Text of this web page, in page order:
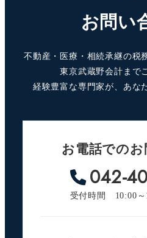
お問い
不動産・医療・相続承継の税
東京武蔵野会計まで
経験豊富な専門家が、あな
お電話での
042-
受付時間 10:00～